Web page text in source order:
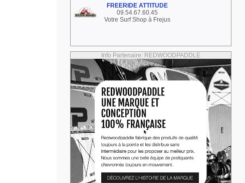
FREERIDE ATTITUDE
09.54.67.60.45
Votre Surf Shop à Frejus
Info Partenaire: REDWOODPADDLE